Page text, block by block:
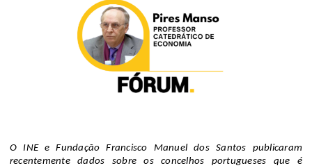
O INE e Fundação Francisco Manuel dos Santos publicaram
recentemente dados sobre os concelhos portugueses que é